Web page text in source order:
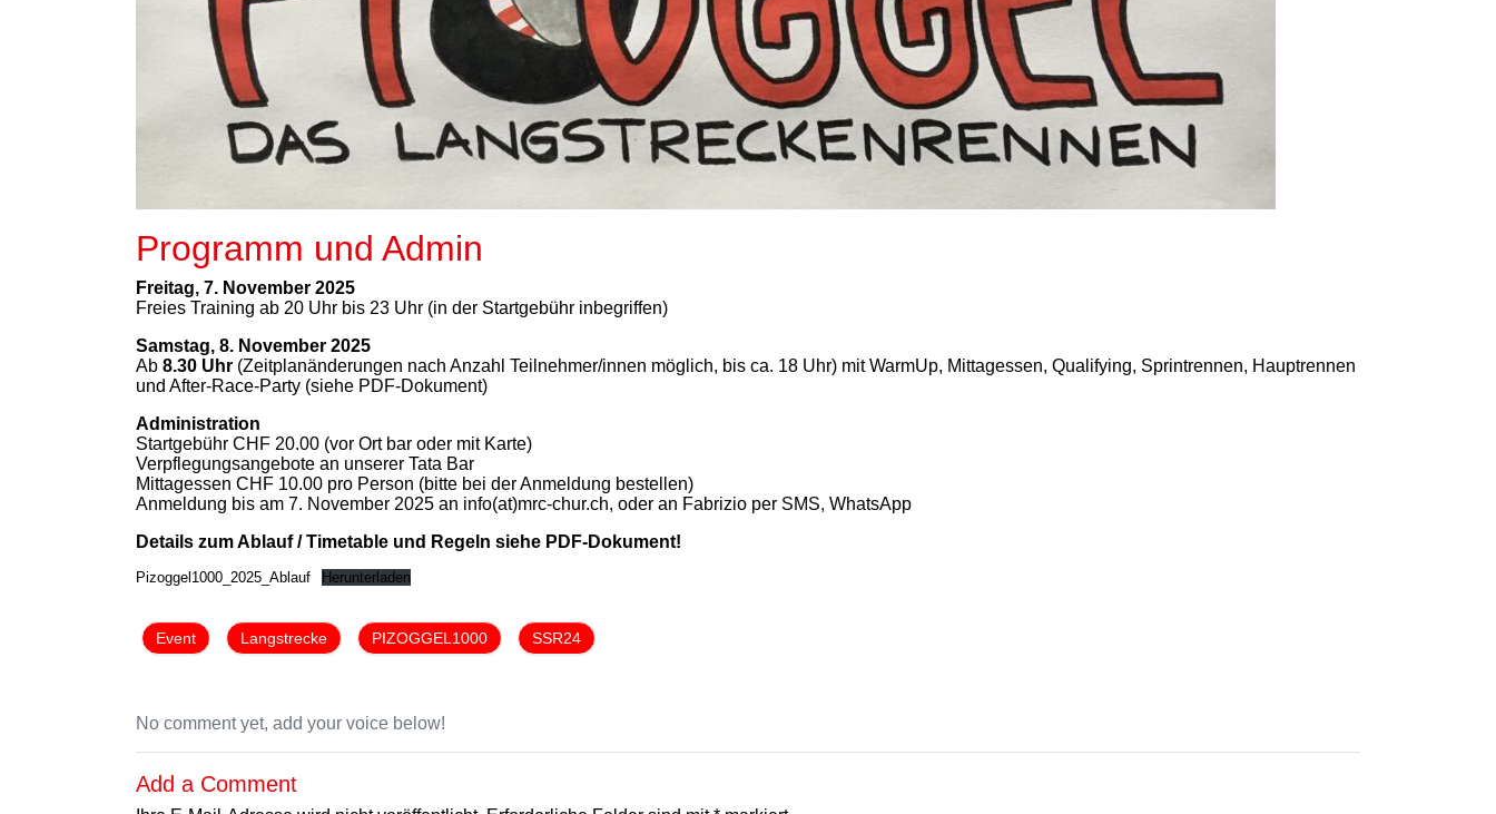
Programm und Admin
Freitag, 7. November 2025
Freies Training ab 20 Uhr bis 23 Uhr (in der Startgebühr inbegriffen)
Samstag, 8. November 2025
Ab 8.30 Uhr (Zeitplanänderungen nach Anzahl Teilnehmer/innen möglich, bis ca. 18 Uhr) mit WarmUp, Mittagessen, Qualifying, Sprintrennen, Hauptrennen
und After-Race-Party (siehe PDF-Dokument)
Administration
Startgebühr CHF 20.00 (vor Ort bar oder mit Karte)
Verpflegungsangebote an unserer Tata Bar
Mittagessen CHF 10.00 pro Person (bitte bei der Anmeldung bestellen)
Anmeldung bis am 7. November 2025 an info(at)mrc-chur.ch, oder an Fabrizio per SMS, WhatsApp
Details zum Ablauf / Timetable und Regeln siehe PDF-Dokument!
Pizoggel1000_2025_Ablauf Herunterladen
Event Langstrecke PIZOGGEL1000 SSR24
No comment yet, add your voice below!
Add a Comment